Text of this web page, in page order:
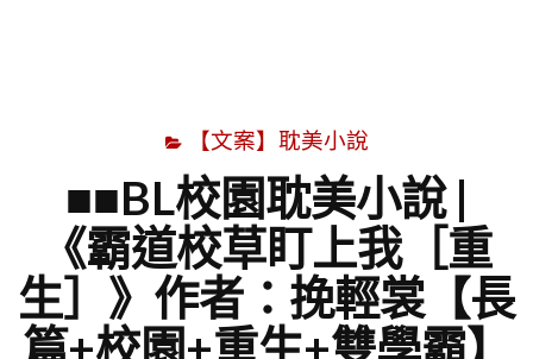
【文案】耽美小說
■■BL校園耽美小說 |
《霸道校草盯上我［重
生］》作者：挽輕裳【長
篇+校園+重生+雙學霸】